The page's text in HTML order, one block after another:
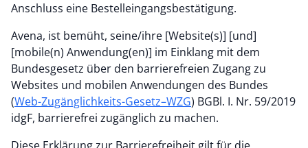
Anschluss eine Bestelleingangsbestätigung.
Avena, ist bemüht, seine/ihre [Website(s)] [und]
[mobile(n) Anwendung(en)] im Einklang mit dem
Bundesgesetz über den barrierefreien Zugang zu
Websites und mobilen Anwendungen des Bundes
(Web-Zugänglichkeits-Gesetz–WZG) BGBl. I. Nr. 59/2019
idgF, barrierefrei zugänglich zu machen.